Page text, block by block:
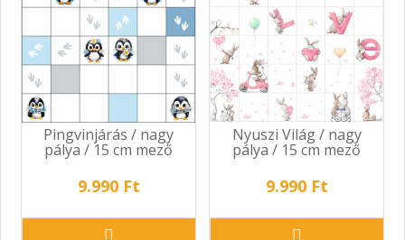
Pingvinjárás / nagy
pálya / 15 cm mező
9.990 Ft
Nyuszi Világ / nagy
pálya / 15 cm mező
9.990 Ft